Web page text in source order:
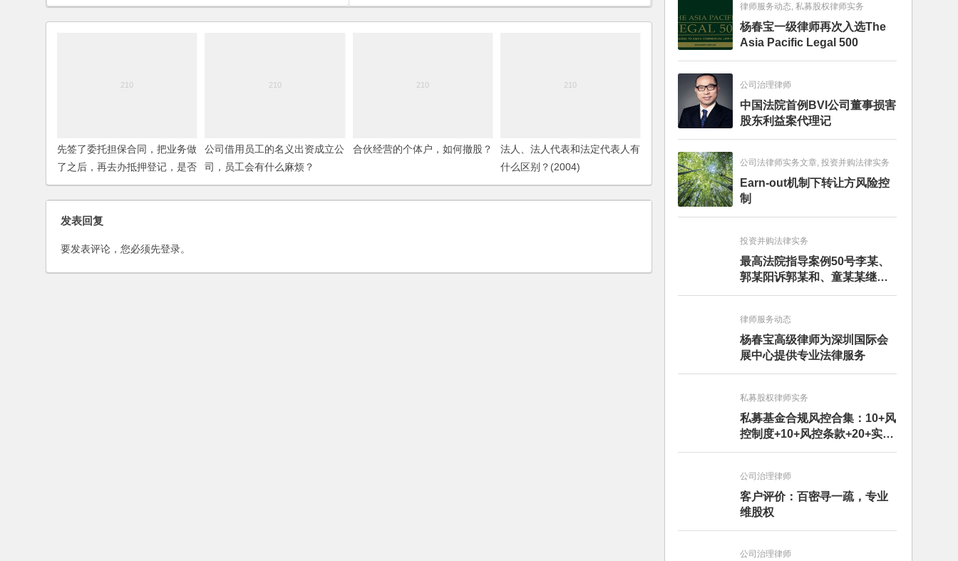
先签了委托担保合同，把业务做
了之后，再去办抵押登记，是否
存在风险？
公司借用员工的名义出资成立公
司，员工会有什么麻烦？
合伙经营的个体户，如何撤股？
法人、法人代表和法定代表人有
什么区别？(2004)
发表回复
要发表评论，您必须先登录。
律师服务动态, 私募股权律师实务
杨春宝一级律师再次入选The
Asia Pacific Legal 500
公司治理律师
中国法院首例BVI公司董事损害
股东利益案代理记
公司法律师实务文章, 投资并购法律实务
Earn-out机制下转让方风险控
制
投资并购法律实务
最高法院指导案例50号李某、
郭某阳诉郭某和、童某某继承
纠纷案
律师服务动态
杨春宝高级律师为深圳国际会
展中心提供专业法律服务
私募股权律师实务
私募基金合规风控合集：10+风
控制度+10+风控条款+20+实务
文章+每月动态
公司治理律师
客户评价：百密寻一疏，专业
维股权
公司治理律师